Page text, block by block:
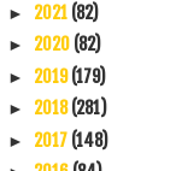
► 2021 (82)
► 2020 (82)
► 2019(179)
► 2018(281)
► 2017 (148)